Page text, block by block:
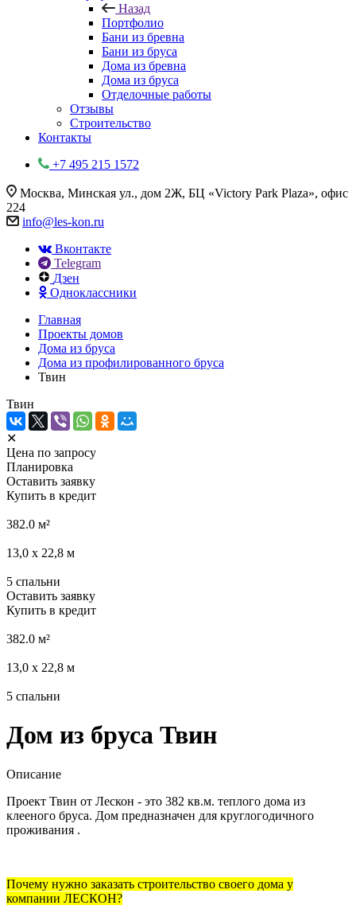
Назад
Портфолио
Бани из бревна
Бани из бруса
Дома из бревна
Дома из бруса
Отделочные работы
Отзывы
Строительство
Контакты
+7 495 215 1572
Москва, Минская ул., дом 2Ж, БЦ «Victory Park Plaza», офис
224
info@les-kon.ru
Вконтакте
Telegram
Дзен
Одноклассники
Главная
Проекты домов
Дома из бруса
Дома из профилированного бруса
Твин
Твин
✕
Цена по запросу
Планировка
Оставить заявку
Купить в кредит
382.0 м²
13,0 х 22,8 м
5 спальни
Оставить заявку
Купить в кредит
382.0 м²
13,0 х 22,8 м
5 спальни
Дом из бруса Твин
Описание
Проект Твин от Лескон - это 382 кв.м. теплого дома из
клееного бруса. Дом предназначен для круглогодичного
проживания .
Почему нужно заказать строительство своего дома у
компании ЛЕСКОН?